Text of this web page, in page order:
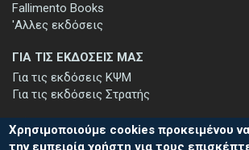
Fallimento Books
'Αλλες εκδόσεις
ΓΙΑ ΤΙΣ ΕΚΔΟΣΕΙΣ ΜΑΣ
Για τις εκδόσεις ΚΨΜ
Για τις εκδόσεις Στρατής
Χρησιμοποιούμε cookies προκειμένου